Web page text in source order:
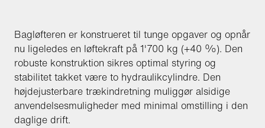
Bagløfteren er konstrueret til tunge opgaver og opnår
nu ligeledes en løftekraft på 1'700 kg (+40 %). Den
robuste konstruktion sikres optimal styring og
stabilitet takket være to hydraulikcylindre. Den
højdejusterbare trækindretning muliggør alsidige
anvendelsesmuligheder med minimal omstilling i den
daglige drift.